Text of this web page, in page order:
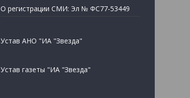
О регистрации СМИ: Эл № ФС77-53449
Устав АНО "ИА "Звезда"
Устав газеты "ИА "Звезда"